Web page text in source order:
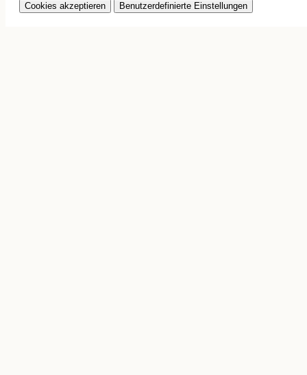
Cookies akzeptieren Benutzerdefinierte Einstellungen